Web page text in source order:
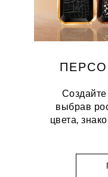
выбрав
цвета,